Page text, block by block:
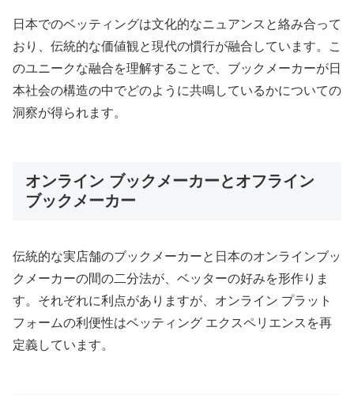
日本でのベッティングは文化的なニュアンスと絡み合って
おり、伝統的な価値観と現代の慣行が融合しています。こ
のユニークな融合を理解することで、ブックメーカーが日
本社会の構造の中でどのように共鳴しているかについての
洞察が得られます。
オンライン ブックメーカーとオフライン
ブックメーカー
伝統的な実店舗のブックメーカーと日本のオンラインブッ
クメーカーの間の二分法が、ベッターの好みを形作りま
す。それぞれに利点がありますが、オンライン プラット
フォームの利便性はベッティング エクスペリエンスを再
定義しています。